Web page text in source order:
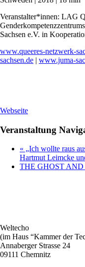
Veranstalter*innen: LAG
Sachsen e.V. in
www.queeres-netzwerk-
sachsen.de | www.juma-
Webseite
Veranstaltung
« „Ich wollte raus
Hartmut Leimcke
THE GHOST
Weltecho
(im Haus “Kammer der
Annaberger Strasse 24
09111 Chemnitz